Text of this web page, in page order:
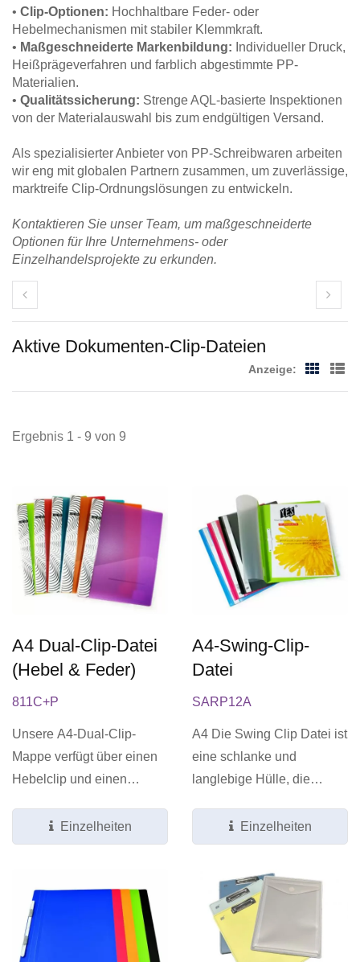
• Clip-Optionen: Hochhaltbare Feder- oder
Hebelmechanismen mit stabiler Klemmkraft.
• Maßgeschneiderte Markenbildung: Individueller Druck,
Heißprägeverfahren und farblich abgestimmte PP-
Materialien.
• Qualitätssicherung: Strenge AQL-basierte Inspektionen
von der Materialauswahl bis zum endgültigen Versand.
Als spezialisierter Anbieter von PP-Schreibwaren arbeiten
wir eng mit globalen Partnern zusammen, um zuverlässige,
marktreife Clip-Ordnungslösungen zu entwickeln.
Kontaktieren Sie unser Team, um maßgeschneiderte
Optionen für Ihre Unternehmens- oder
Einzelhandelsprojekte zu erkunden.
Aktive Dokumenten-Clip-Dateien
Anzeige:
Ergebnis 1 - 9 von 9
A4 Dual-Clip-Datei
(Hebel & Feder)
811C+P
Unsere A4-Dual-Clip-
Mappe verfügt über einen
Hebelclip und einen
Einzelheiten
A4-Swing-Clip-
Datei
SARP12A
A4 Die Swing Clip Datei ist
eine schlanke und
langlebige Hülle, die
Einzelheiten